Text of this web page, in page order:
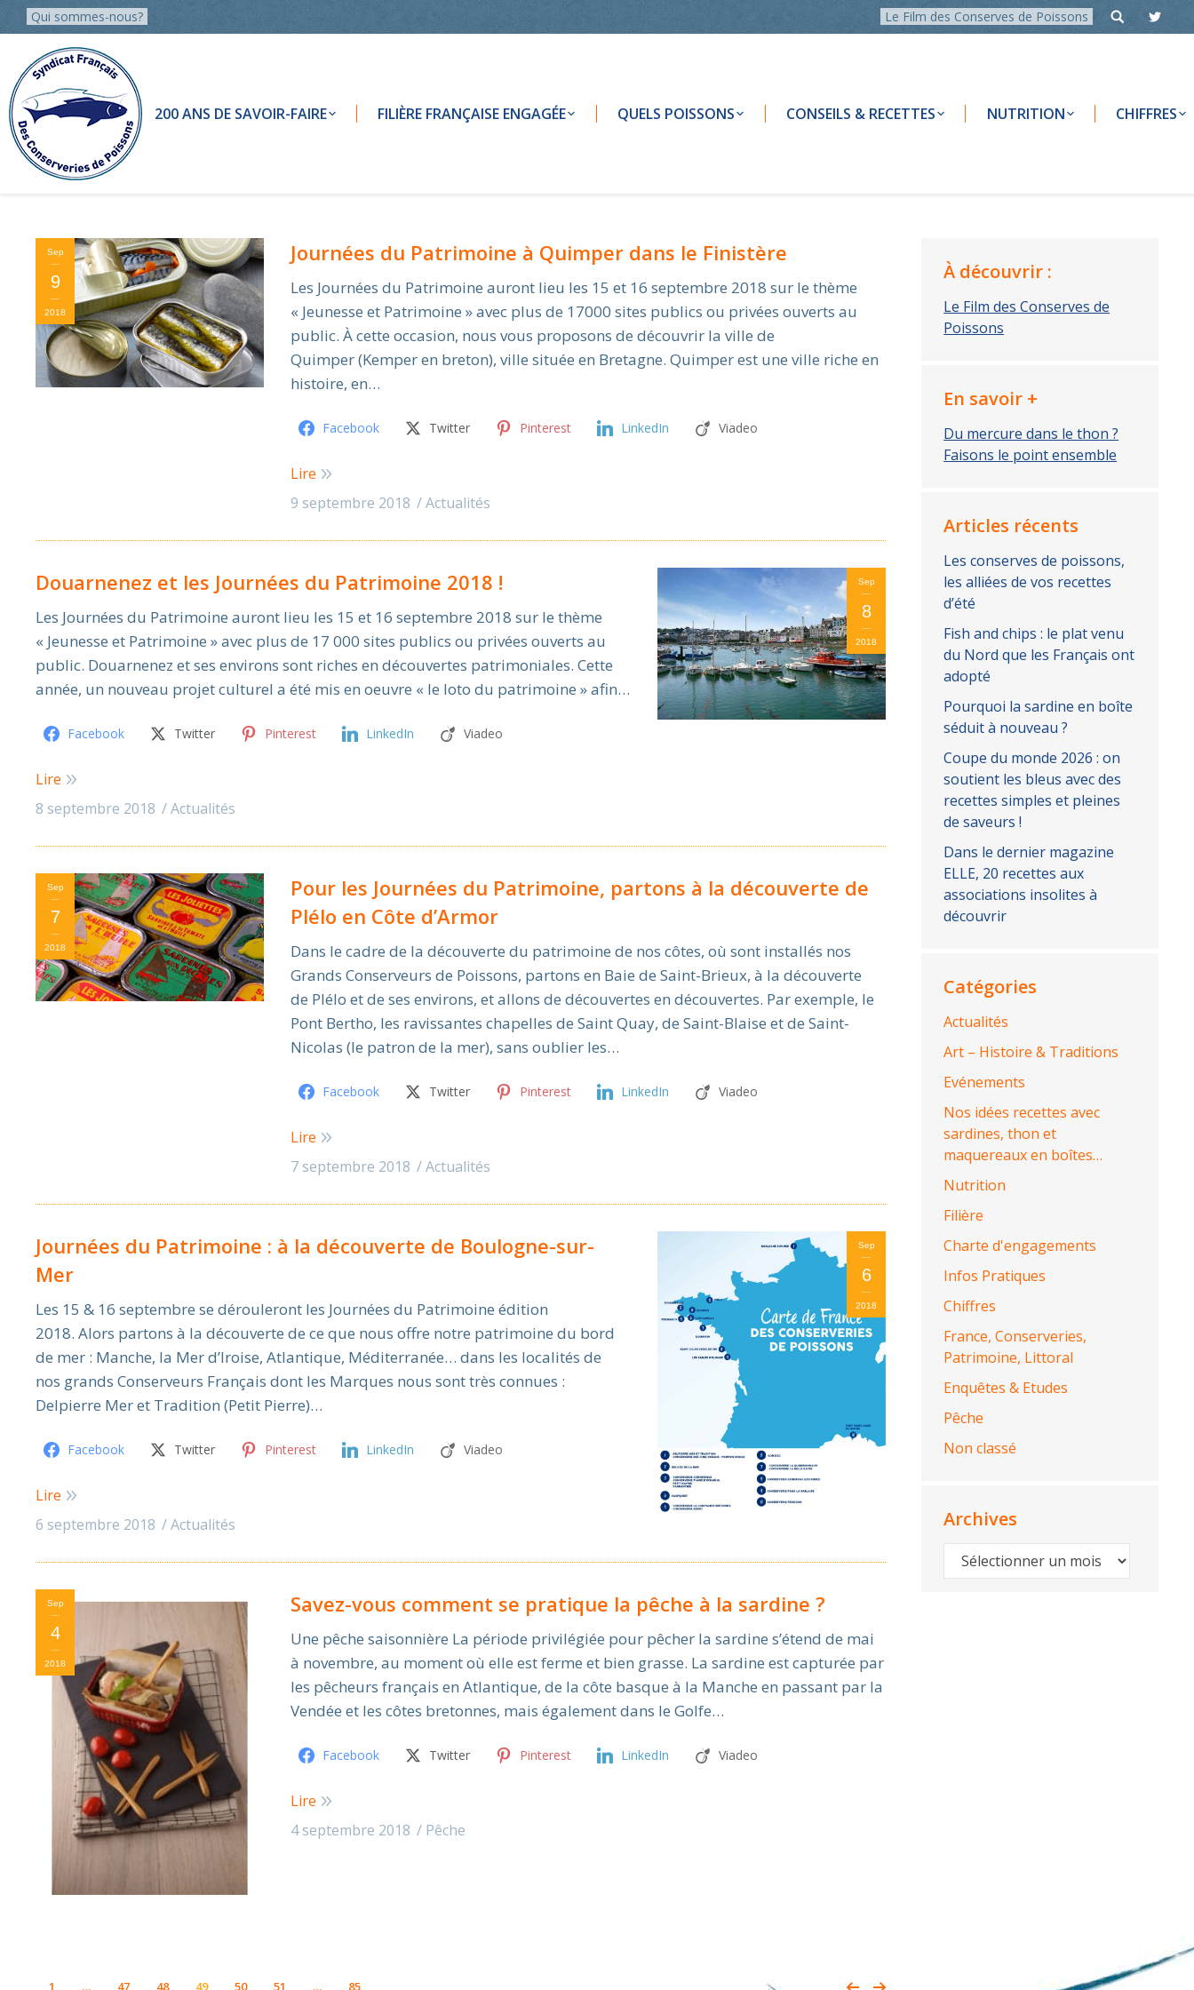
Qui sommes-nous? Le Film des Conserves de Poissons
200 ANS DE SAVOIR-FAIRE FILIÈRE FRANÇAISE ENGAGÉE QUELS POISSONS CONSEILS & RECETTES NUTRITION CHIFFRES
Sep
9
2018
Journées du Patrimoine à Quimper dans le Finistère
Les Journées du Patrimoine auront lieu les 15 et 16 septembre 2018 sur le thème
« Jeunesse et Patrimoine » avec plus de 17000 sites publics ou privées ouverts au
public. À cette occasion, nous vous proposons de découvrir la ville de
Quimper (Kemper en breton), ville située en Bretagne. Quimper est une ville riche en
histoire, en…
Facebook Twitter Pinterest LinkedIn Viadeo
Lire
9 septembre 2018
Actualités
Douarnenez et les Journées du Patrimoine 2018 !
Les Journées du Patrimoine auront lieu les 15 et 16 septembre 2018 sur le thème
« Jeunesse et Patrimoine » avec plus de 17 000 sites publics ou privées ouverts au
public. Douarnenez et ses environs sont riches en découvertes patrimoniales. Cette
année, un nouveau projet culturel a été mis en oeuvre « le loto du patrimoine » afin…
Facebook Twitter Pinterest LinkedIn Viadeo
Lire
8 septembre 2018
Actualités
Sep
8
2018
Sep
7
2018
Pour les Journées du Patrimoine, partons à la découverte de
Plélo en Côte d’Armor
Dans le cadre de la découverte du patrimoine de nos côtes, où sont installés nos
Grands Conserveurs de Poissons, partons en Baie de Saint-Brieux, à la découverte
de Plélo et de ses environs, et allons de découvertes en découvertes. Par exemple, le
Pont Bertho, les ravissantes chapelles de Saint Quay, de Saint-Blaise et de Saint-
Nicolas (le patron de la mer), sans oublier les…
Facebook Twitter Pinterest LinkedIn Viadeo
Lire
7 septembre 2018
Actualités
Journées du Patrimoine : à la découverte de Boulogne-sur-
Mer
Les 15 & 16 septembre se dérouleront les Journées du Patrimoine édition
2018. Alors partons à la découverte de ce que nous offre notre patrimoine du bord
de mer : Manche, la Mer d’Iroise, Atlantique, Méditerranée… dans les localités de
nos grands Conserveurs Français dont les Marques nous sont très connues :
Delpierre Mer et Tradition (Petit Pierre)…
Facebook Twitter Pinterest LinkedIn Viadeo
Lire
6 septembre 2018
Actualités
Sep
6
2018
Sep
4
2018
Savez-vous comment se pratique la pêche à la sardine ?
Une pêche saisonnière La période privilégiée pour pêcher la sardine s’étend de mai
à novembre, au moment où elle est ferme et bien grasse. La sardine est capturée par
les pêcheurs français en Atlantique, de la côte basque à la Manche en passant par la
Vendée et les côtes bretonnes, mais également dans le Golfe…
Facebook Twitter Pinterest LinkedIn Viadeo
Lire
4 septembre 2018
Pêche
1 … 47 48 49 50 51 … 85
À découvrir :
Le Film des Conserves de
Poissons
En savoir +
Du mercure dans le thon ?
Faisons le point ensemble
Articles récents
Les conserves de poissons,
les alliées de vos recettes
d’été
Fish and chips : le plat venu
du Nord que les Français ont
adopté
Pourquoi la sardine en boîte
séduit à nouveau ?
Coupe du monde 2026 : on
soutient les bleus avec des
recettes simples et pleines
de saveurs !
Dans le dernier magazine
ELLE, 20 recettes aux
associations insolites à
découvrir
Catégories
Actualités
Art – Histoire & Traditions
Evénements
Nos idées recettes avec
sardines, thon et
maquereaux en boîtes…
Nutrition
Filière
Charte d'engagements
Infos Pratiques
Chiffres
France, Conserveries,
Patrimoine, Littoral
Enquêtes & Etudes
Pêche
Non classé
Archives
Archives